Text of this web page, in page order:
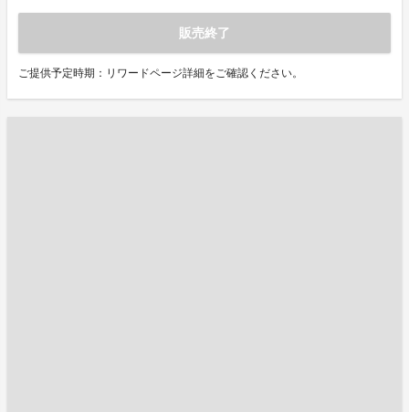
販売終了
ご提供予定時期：リワードページ詳細をご確認ください。